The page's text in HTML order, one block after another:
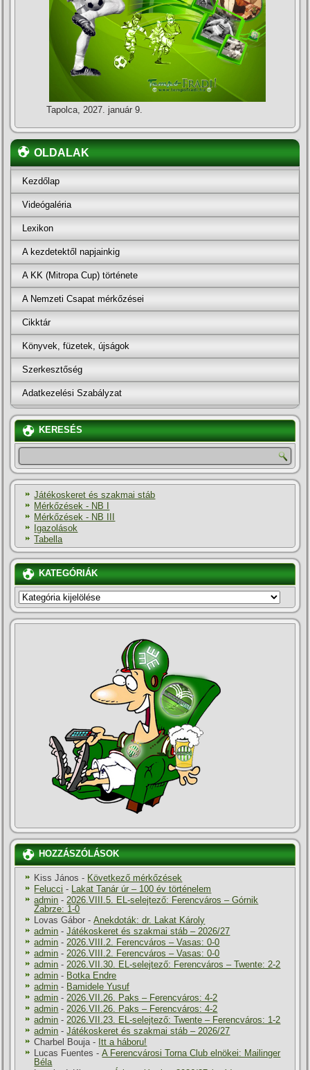
Tapolca, 2027. január 9.
OLDALAK
Kezdőlap
Videógaléria
Lexikon
A kezdetektől napjainkig
A KK (Mitropa Cup) története
A Nemzeti Csapat mérkőzései
Cikktár
Könyvek, füzetek, újságok
Szerkesztőség
Adatkezelési Szabályzat
KERESÉS
Játékoskeret és szakmai stáb
Mérkőzések - NB I
Mérkőzések - NB III
Igazolások
Tabella
KATEGÓRIÁK
KATEGÓRIÁK
HOZZÁSZÓLÁSOK
Kiss János - Következő mérkőzések
Felucci - Lakat Tanár úr – 100 év történelem
admin -2026.VIII.5. EL-selejtező: Ferencváros – Górnik
Zabrze: 1-0
Lovas Gábor -Anekdoták: dr. Lakat Károly
admin -Játékoskeret és szakmai stáb – 2026/27
admin -2026.VIII.2. Ferencváros – Vasas: 0-0
admin -2026.VIII.2. Ferencváros – Vasas: 0-0
admin -2026.VII.30. EL-selejtező: Ferencváros – Twente: 2-2
admin - Botka Endre
admin - Bamidele Yusuf
admin -2026.VII.26. Paks – Ferencváros: 4-2
admin -2026.VII.26. Paks – Ferencváros: 4-2
admin -2026.VII.23. EL-selejtező: Twente – Ferencváros: 1-2
admin -Játékoskeret és szakmai stáb – 2026/27
Charbel Bouja- Itt a háboru!
Lucas Fuentes -A Ferencvárosi Torna Club elnökei: Mailinger
Béla